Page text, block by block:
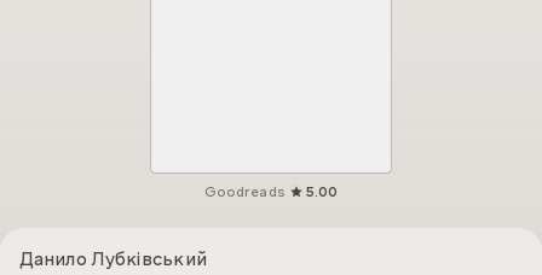
Goodreads 5.00
Данило Лубківський